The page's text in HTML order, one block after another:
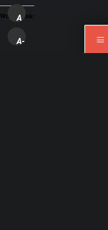
A
A-
WordPress: